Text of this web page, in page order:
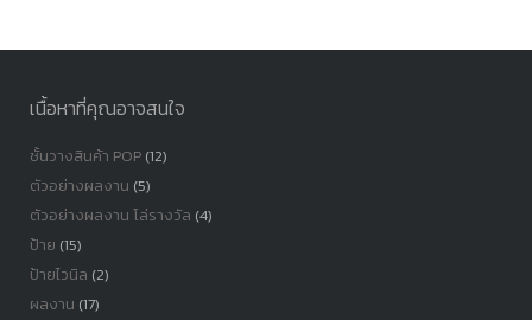
เนื้อหาที่คุณอาจสนใจ
ชั้นวางสินค้า POP(12)
ตัวอย่างผลงาน (5)
ตัวอย่างผลงาน โล่รางวัล (4)
ป้าย (15)
ป้ายไวนิล (2)
ผลงาน (17)